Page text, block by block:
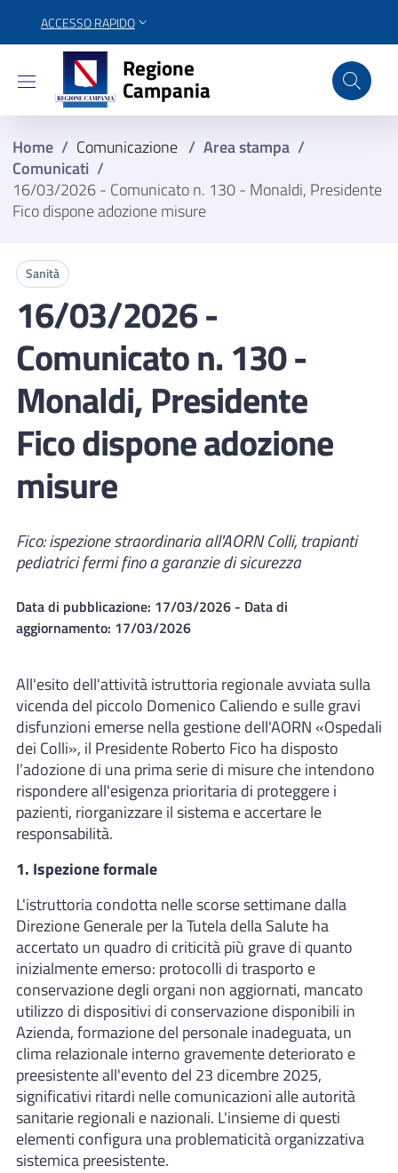
ACCESSO RAPIDO
Regione Campania
Regione
Campania
Home / Comunicazione / Area stampa /
Comunicati /
16/03/2026 - Comunicato n. 130 - Monaldi, Presidente
Fico dispone adozione misure
Sanità
16/03/2026 -
Comunicato n. 130 -
Monaldi, Presidente
Fico dispone adozione
misure
Fico: ispezione straordinaria all'AORN Colli, trapianti
pediatrici fermi fino a garanzie di sicurezza
Data di pubblicazione: 17/03/2026 - Data di
aggiornamento: 17/03/2026
All'esito dell'attività istruttoria regionale avviata sulla
vicenda del piccolo Domenico Caliendo e sulle gravi
disfunzioni emerse nella gestione dell'AORN «Ospedali
dei Colli», il Presidente Roberto Fico ha disposto
l’adozione di una prima serie di misure che intendono
rispondere all'esigenza prioritaria di proteggere i
pazienti, riorganizzare il sistema e accertare le
responsabilità.
1. Ispezione formale
L'istruttoria condotta nelle scorse settimane dalla
Direzione Generale per la Tutela della Salute ha
accertato un quadro di criticità più grave di quanto
inizialmente emerso: protocolli di trasporto e
conservazione degli organi non aggiornati, mancato
utilizzo di dispositivi di conservazione disponibili in
Azienda, formazione del personale inadeguata, un
clima relazionale interno gravemente deteriorato e
preesistente all'evento del 23 dicembre 2025,
significativi ritardi nelle comunicazioni alle autorità
sanitarie regionali e nazionali. L'insieme di questi
elementi configura una problematicità organizzativa
sistemica preesistente.